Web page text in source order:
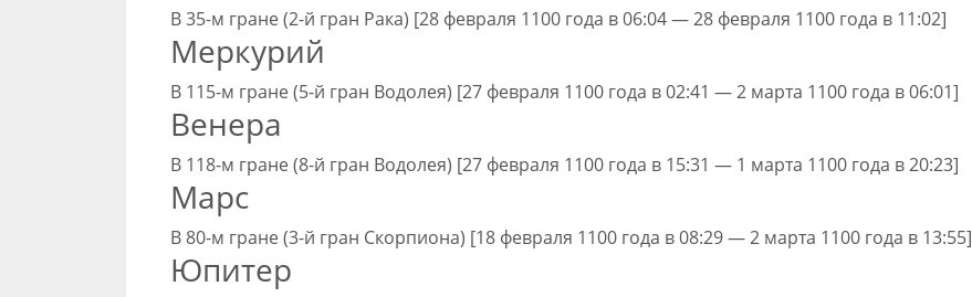
В 35-м гране (2-й гран Рака) [28 февраля 1100 года в 06:04 — 28 февраля 1100 года в 11:02]
Меркурий
В 115-м гране (5-й гран Водолея) [27 февраля 1100 года в 02:41 — 2 марта 1100 года в 06:01]
Венера
В 118-м гране (8-й гран Водолея) [27 февраля 1100 года в 15:31 — 1 марта 1100 года в 20:23]
Марс
В 80-м гране (3-й гран Скорпиона) [18 февраля 1100 года в 08:29 — 2 марта 1100 года в 13:55]
Юпитер